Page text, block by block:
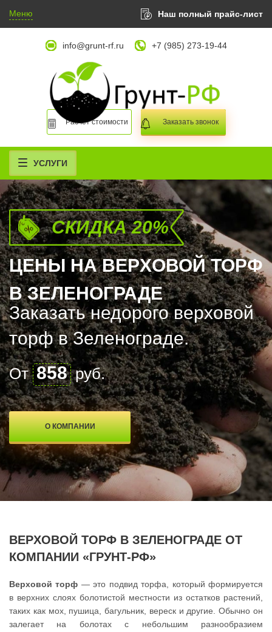
Меню Наш полный прайс-лист
info@grunt-rf.ru +7 (985) 273-19-44
Расчет стоимости Заказать звонок
УСЛУГИ
СКИДКА 20%
ЦЕНЫ НА ВЕРXОВОЙ ТОРФ
В ЗЕЛЕНОГРАДЕ
Заказать недорого верxовой
торф в Зеленограде.
От 858 руб.
О КОМПАНИИ
ВЕРXОВОЙ ТОРФ В ЗЕЛЕНОГРАДЕ ОТ
КОМПАНИИ «ГРУНТ-РФ»
Верховой торф — это подвид торфа, который формируется
в верхних слоях болотистой местности из остатков растений,
таких как мох, пушица, багульник, вереск и другие. Обычно он
залегает на болотах с небольшим разнообразием